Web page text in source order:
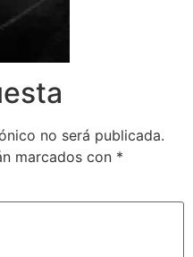
no será publicada.
marcados con *